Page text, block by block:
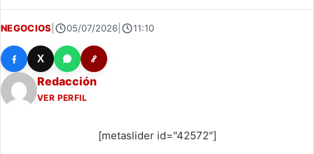
NEGOCIOS 05/07/2026 11:10
X
Redacción
VER PERFIL
[metaslider id="42572"]